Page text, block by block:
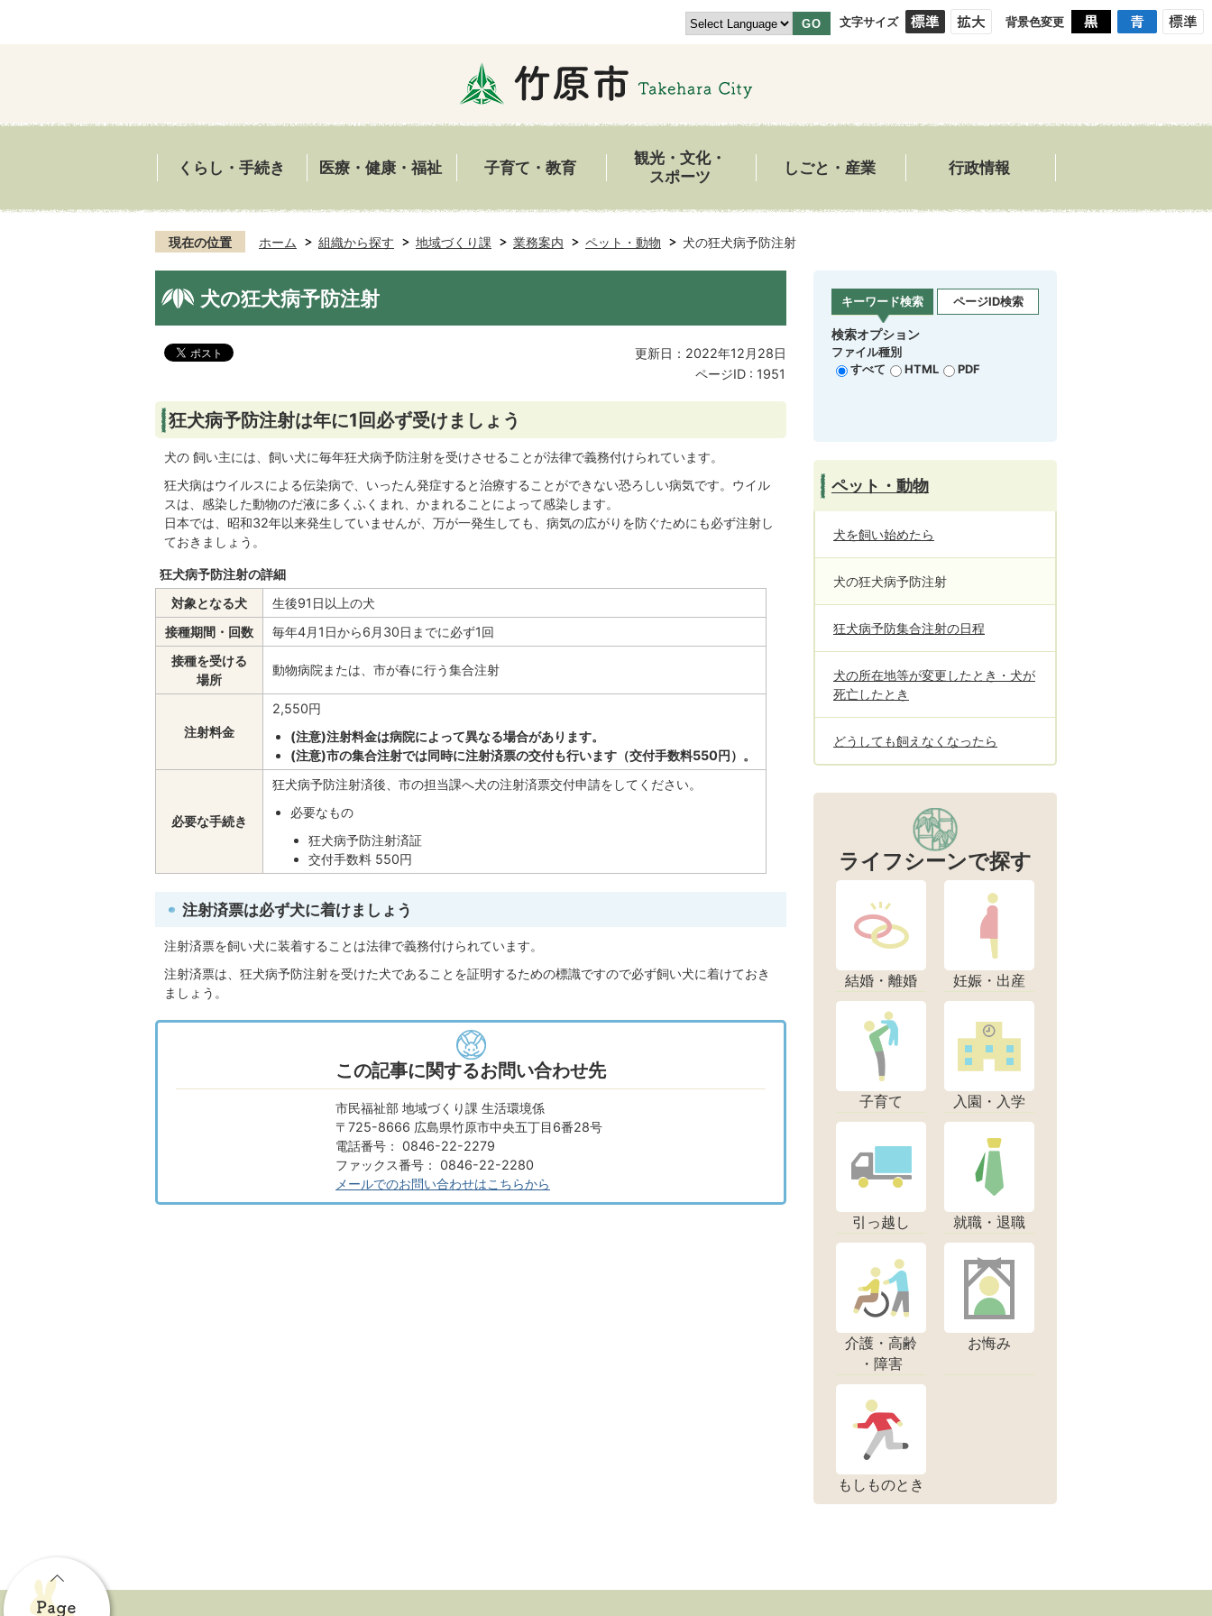
GO 文字サイズ 背景色変更
くらし・手続き 医療・健康・福祉 子育て・教育
観光・文化・
スポーツ
しごと・産業 行政情報
現在の位置 ホーム 組織から探す 地域づくり課 業務案内 ペット・動物 犬の狂犬病予防注射
犬の狂犬病予防注射
更新日：2022年12月28日
ページID : 1951
狂犬病予防注射は年に1回必ず受けましょう
犬の 飼い主には、飼い犬に毎年狂犬病予防注射を受けさせることが法律で義務付けられています。
狂犬病はウイルスによる伝染病で、いったん発症すると治療することができない恐ろしい病気です。ウイル
スは、感染した動物のだ液に多くふくまれ、かまれることによって感染します。
日本では、昭和32年以来発生していませんが、万が一発生しても、病気の広がりを防ぐためにも必ず注射し
ておきましょう。
狂犬病予防注射の詳細
対象となる犬
生後91日以上の犬
接種期間・回数
毎年4月1日から6月30日までに必ず1回
接種を受ける
場所
動物病院または、市が春に行う集合注射
注射料金
2,550円
(注意)注射料金は病院によって異なる場合があります。
(注意)市の集合注射では同時に注射済票の交付も行います（交付手数料550円）。
必要な手続き
狂犬病予防注射済後、市の担当課へ犬の注射済票交付申請をしてください。
必要なもの
狂犬病予防注射済証
交付手数料 550円
注射済票は必ず犬に着けましょう
注射済票を飼い犬に装着することは法律で義務付けられています。
注射済票は、狂犬病予防注射を受けた犬であることを証明するための標識ですので必ず飼い犬に着けておき
ましょう。
この記事に関するお問い合わせ先
市民福祉部 地域づくり課 生活環境係
〒725-8666 広島県竹原市中央五丁目6番28号
電話番号： 0846-22-2279
ファックス番号： 0846-22-2280
メールでのお問い合わせはこちらから
キーワード検索 ページID検索
検索オプション
ファイル種別
すべて
HTML PDF
ペット・動物
犬を飼い始めたら
犬の狂犬病予防注射
狂犬病予防集合注射の日程
犬の所在地等が変更したとき・犬が
死亡したとき
どうしても飼えなくなったら
ライフシーンで探す
結婚・離婚 妊娠・出産
子育て 入園・入学
引っ越し 就職・退職
介護・高齢
・障害
お悔み
もしものとき